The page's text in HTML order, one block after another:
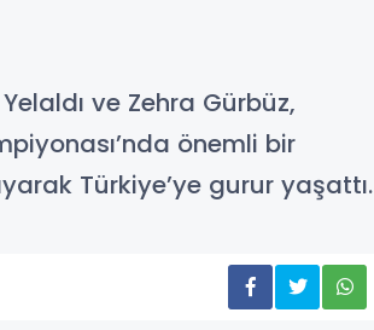
ve Zehra Gürbüz,
önemli bir
Türkiye’ye gurur yaşattı.